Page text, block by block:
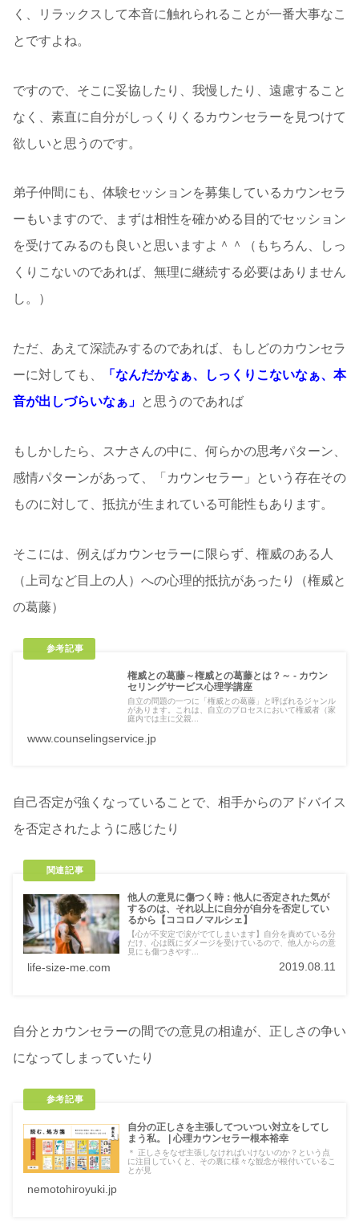
く、リラックスして本音に触れられることが一番大事なこ
とですよね。
ですので、そこに妥協したり、我慢したり、遠慮すること
なく、素直に自分がしっくりくるカウンセラーを見つけて
欲しいと思うのです。
弟子仲間にも、体験セッションを募集しているカウンセラ
ーもいますので、まずは相性を確かめる目的でセッション
を受けてみるのも良いと思いますよ＾＾（もちろん、しっ
くりこないのであれば、無理に継続する必要はありません
し。）
ただ、あえて深読みするのであれば、もしどのカウンセラ
ーに対しても、
「なんだかなぁ、しっくりこないなぁ、本
音が出しづらいなぁ」 と思うのであれば
もしかしたら、スナさんの中に、何らかの思考パターン、
感情パターンがあって、「カウンセラー」という存在その
ものに対して、抵抗が生まれている可能性もあります。
そこには、例えばカウンセラーに限らず、権威のある人
（上司など目上の人）への心理的抵抗があったり（権威と
の葛藤）
権威との葛藤～権威との葛藤とは？～ - カウン
セリングサービス心理学講座
自立の問題の一つに「権威との葛藤」と呼ばれるジャンル
があります。これは、自立のプロセスにおいて権威者（家
庭内では主に父親...
www.counselingservice.jp
自己否定が強くなっていることで、相手からのアドバイス
を否定されたように感じたり
他人の意見に傷つく時：他人に否定された気が
するのは、それ以上に自分が自分を否定してい
るから【ココロノマルシェ】
【心が不安定で涙がでてしまいます】自分を責めている分
だけ、心は既にダメージを受けているので、他人からの意
見にも傷つきやす...
life-size-me.com 2019.08.11
自分とカウンセラーの間での意見の相違が、正しさの争い
になってしまっていたり
自分の正しさを主張してついつい対立をしてし
まう私。 | 心理カウンセラー根本裕幸
＊ 正しさをなぜ主張しなければいけないのか？という点
に注目していくと、その裏に様々な観念が根付いているこ
とが見
nemotohiroyuki.jp